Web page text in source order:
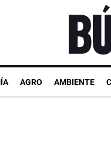
AGRO AMBIENTE